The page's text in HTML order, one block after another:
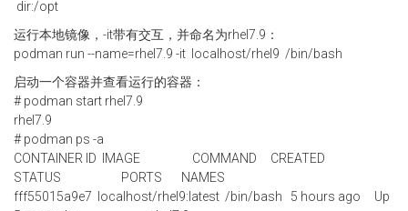
dir:/opt
运行本地镜像，-it带有交互，并命名为rhel7.9：
podman run --name=rhel7.9 -it localhost/rhel9 /bin/bash
启动一个容器并查看运行的容器：
# podman start rhel7.9
rhel7.9
# podman ps -a
CONTAINER ID IMAGE COMMAND CREATED
STATUS PORTS NAMES
fff55015a9e7 localhost/rhel9:latest /bin/bash 5 hours ago Up